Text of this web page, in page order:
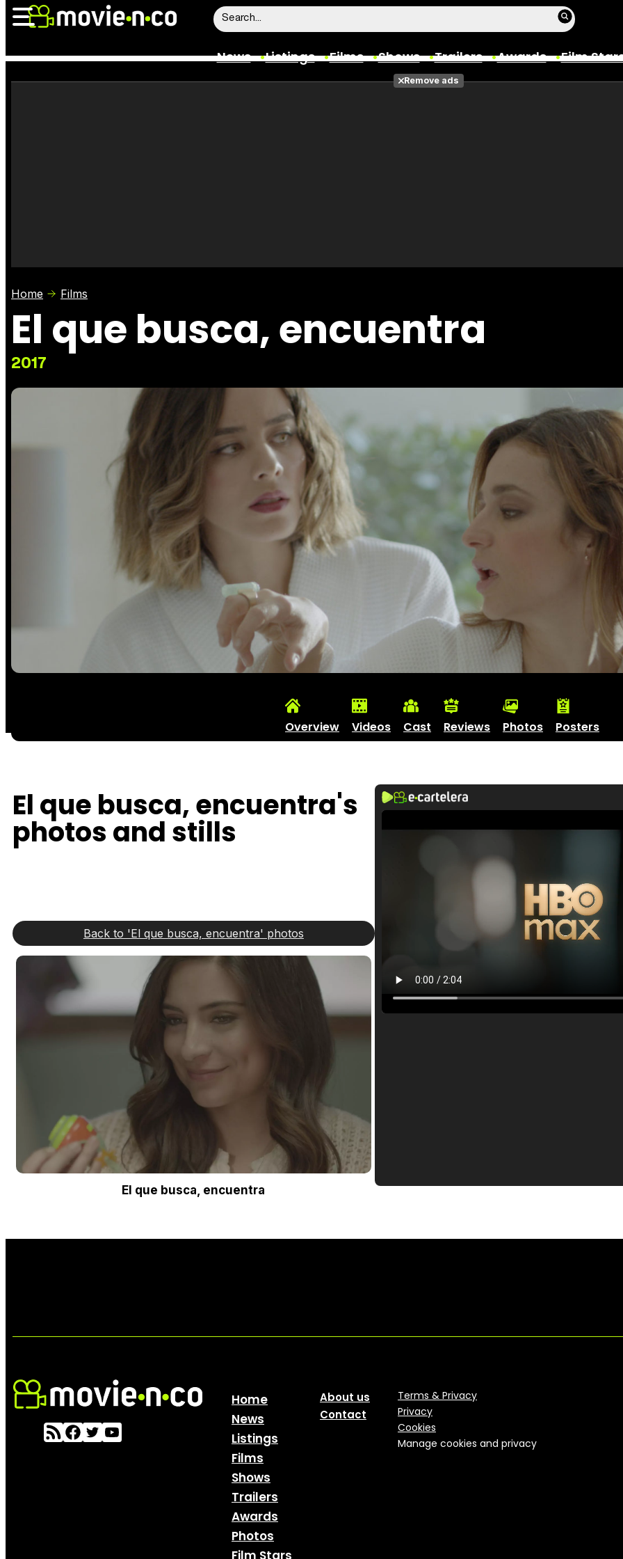
News Listings Films Shows Trailers Awards Film
Films
Remove ads
Home Films
El que busca, encuentra
2017
Overview Videos Cast Reviews Photos Posters
El que busca, encuentra's
photos and stills
Back to 'El que busca, encuentra' photos
El que busca, encuentra
Home
News
Listings
Films
Shows
Trailers
Awards
Photos
Film Stars
About us
Contact
Terms & Privacy
Privacy
Cookies
Manage cookies and privacy